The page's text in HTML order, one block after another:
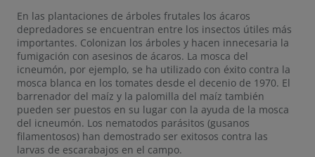
En las plantaciones de árboles frutales los ácaros
depredadores se encuentran entre los insectos útiles más
importantes. Colonizan los árboles y hacen innecesaria la
fumigación con asesinos de ácaros. La mosca del
icneumón, por ejemplo, se ha utilizado con éxito contra la
mosca blanca en los tomates desde el decenio de 1970. El
barrenador del maíz y la palomilla del maíz también
pueden ser puestos en su lugar con la ayuda de la mosca
del icneumón. Los nematodos parásitos (gusanos
filamentosos) han demostrado ser exitosos contra las
larvas de escarabajos en el campo.